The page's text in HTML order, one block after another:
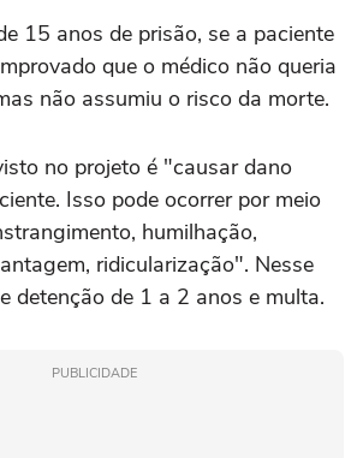
15 anos de prisão, se a paciente
que o médico não queria
não assumiu o risco da morte.
no projeto é "causar dano
Isso pode ocorrer por meio
humilhação,
ridicularização". Nesse
detenção de 1 a 2 anos e multa.
PUBLICIDADE